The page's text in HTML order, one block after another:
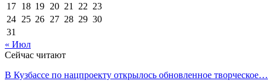
17 18 19 20 21 22 23
24 25 26 27 28 29 30
31
« Июл
Сейчас читают
В Кузбассе по нацпроекту открылось обновленное творческое…